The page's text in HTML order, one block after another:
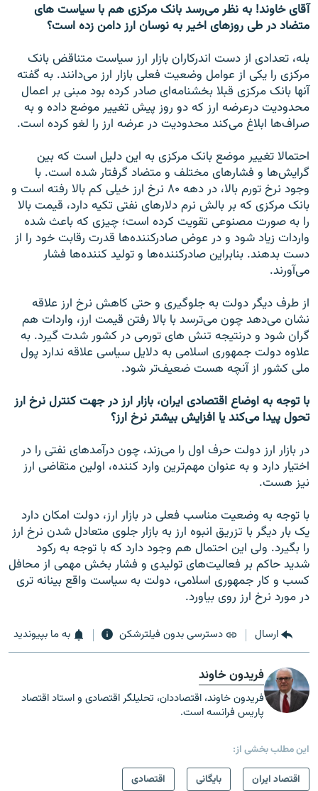
آقای خاوند! به نظر می‌رسد بانک مرکزی هم با سياست های
متضاد در طی روزهای اخير به نوسان ارز دامن زده است؟
بله، تعدادی از دست اندرکاران بازار ارز سياست متناقض بانک
مرکزی را يکی از عوامل وضعيت فعلی بازار ارز می‌دانند. به گفته
آنها بانک مرکزی قبلا بخشنامه‌ای صادر کرده بود مبنی بر اعمال
محدوديت درعرضه ارز که دو روز پيش تغيير موضع داده و به
صراف‌ها ابلاغ می‌کند محدوديت در عرضه ارز را لغو کرده است.
احتمالا تغيير موضع بانک مرکزی به اين دليل است که بين
گرايش‌ها و فشارهای مختلف و متضاد گرفتار شده است. با
وجود نرخ تورم بالا، در دهه ۸۰ نرخ ارز خيلی کم بالا رفته است و
بانک مرکزی که بر بالش نرم دلارهای نفتی تکيه دارد، قيمت بالا
را به صورت مصنوعی تقويت کرده است؛ چيزی که باعث شده
واردات زياد شود و در عوض صادرکننده‌ها قدرت رقابت خود را از
دست بدهند. بنابراين صادرکننده‌ها و توليد کننده‌ها فشار
می‌آورند.
از طرف ديگر دولت به جلوگيری و حتی کاهش نرخ ارز علاقه
نشان می‌دهد چون می‌ترسد با بالا رفتن قيمت ارز، واردات هم
گران شود و درنتيجه تنش های تورمی در کشور شدت گيرد. به
علاوه دولت جمهوری اسلامی به دلايل سياسی علاقه ندارد پول
ملی کشور از آنچه هست ضعيف‌تر شود.
با توجه به اوضاع اقتصادی ايران، بازار ارز در جهت کنترل نرخ ارز
تحول پيدا می‌کند يا افزايش بيشتر نرخ ارز؟
در بازار ارز دولت حرف اول را می‌زند، چون درآمدهای نفتی را در
اختيار دارد و به عنوان مهم‌ترين وارد کننده، اولين متقاضی ارز
نيز هست.
با توجه به وضعيت مناسب فعلی در بازار ارز، دولت امکان دارد
يک بار ديگر با تزريق انبوه ارز به بازار جلوی متعادل شدن نرخ ارز
را بگيرد. ولی اين احتمال هم وجود دارد که با توجه به رکود
شديد حاکم بر فعاليت‌های توليدی و فشار بخش مهمی از محافل
کسب و کار جمهوری اسلامی، دولت به سياست واقع بينانه تری
در مورد نرخ ارز روی بياورد.
ارسال دسترسی بدون فیلترشکن به ما بپیوندید
فریدون خاوند
فریدون خاوند، اقتصاددان، تحلیلگر اقتصادی و استاد اقتصاد
پاریس فرانسه است.
این مطلب بخشی از:
اقتصاد ایران
بایگانی اقتصادی